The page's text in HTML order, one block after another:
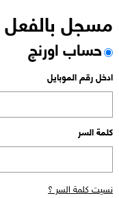
مسجل بالفعل
حساب اورنچ
ادخل رقم الموبايل
كلمة السر
نسيت كلمة السر ؟